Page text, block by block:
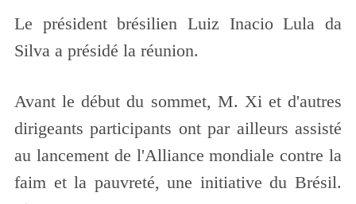
Le président brésilien Luiz Inacio Lula da
Silva a présidé la réunion.
Avant le début du sommet, M. Xi et d'autres
dirigeants participants ont par ailleurs assisté
au lancement de l'Alliance mondiale contre la
faim et la pauvreté, une initiative du Brésil.